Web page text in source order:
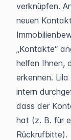
verknüpfen.
neuen
„Kontakte“
helfen Ihnen,
erkennen.
intern
dass der
hat (z. B. für
Rückrufbitte).